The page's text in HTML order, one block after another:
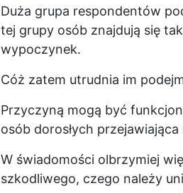
Duża grupa respondentów
tej grupy osób znajdują się
wypoczynek.
Cóż zatem utrudnia im
Przyczyną mogą być
osób dorosłych
W świadomości olbrzymiej
szkodliwego, czego należy